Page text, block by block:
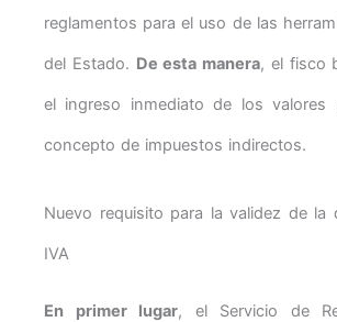
reglamentos para el uso de las
del Estado. De esta manera, el fisco
el ingreso inmediato de los valores
concepto de impuestos indirectos.
Nuevo requisito para la validez de la
IVA
En primer lugar, el Servicio de